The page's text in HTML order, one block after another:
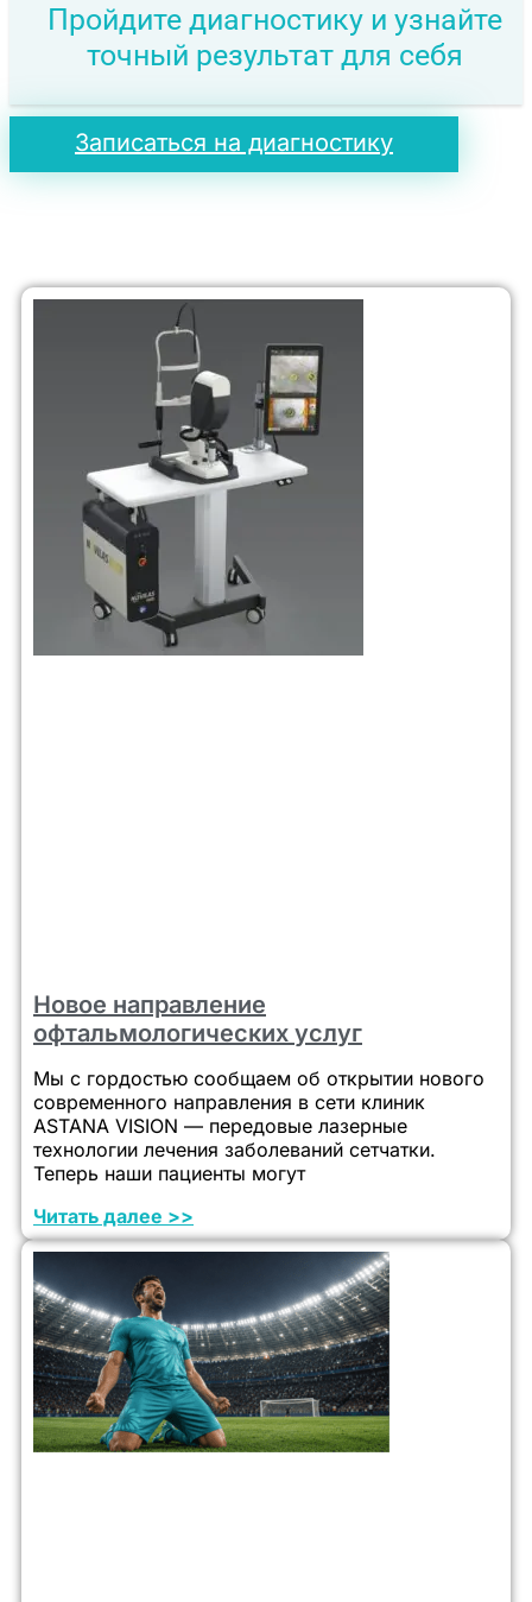
Пройдите диагностику и узнайте
точный результат для себя
Записаться на диагностику
Новое направление
офтальмологических услуг
Мы с гордостью сообщаем об открытии нового
современного направления в сети клиник
ASTANA VISION — передовые лазерные
технологии лечения заболеваний сетчатки.
Теперь наши пациенты могут
Читать далее >>